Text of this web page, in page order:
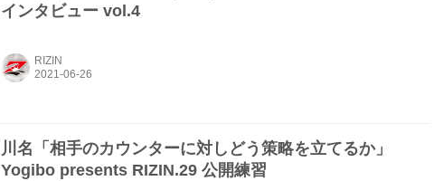
インタビュー vol.4
RIZIN
川名「相手のカウンターに対しどう策略を立てるか」
Yogibo presents RIZIN.29 公開練習